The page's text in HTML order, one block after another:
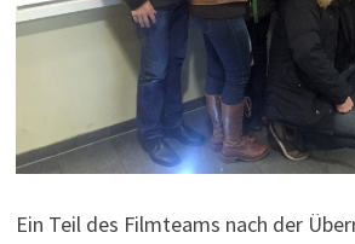
Ein Teil des Filmteams nach der